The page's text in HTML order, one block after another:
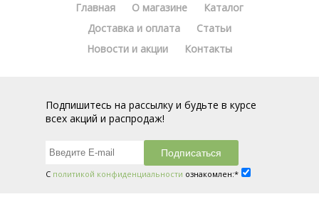
Главная О магазине
Каталог
Доставка и оплата
Статьи
Новости и акции
Контакты
Подпишитесь на рассылку и будьте в курсе
всех акций и распродаж!
С политикой конфиденциальности ознакомлен:*